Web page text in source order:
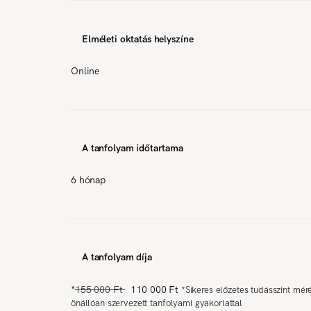
Elméleti oktatás helyszíne
Online
A tanfolyam időtartama
6 hónap
A tanfolyam díja
*155 000 Ft 110 000 Ft *Sikeres előzetes tudásszint
önállóan szervezett tanfolyami gyakorlattal